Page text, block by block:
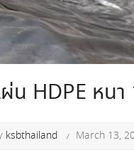
น HDPE หน
ksbthailand March 13,